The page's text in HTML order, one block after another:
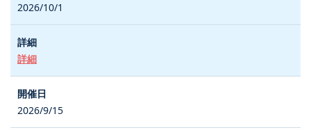
2026/10/1
詳細
2026/9/15